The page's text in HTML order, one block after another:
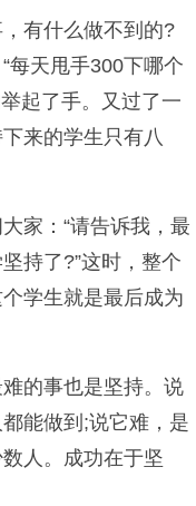
有什么做不到的?
每天甩手300下哪个
起了手。又过了一
来的学生只有八
家：“请告诉我，最
持了?”这时，整个
学生就是最后成为
的事也是坚持。说
能做到;说它难，是
人。成功在于坚